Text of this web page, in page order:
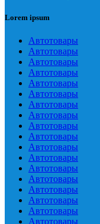
Lorem ipsum
Автотовары
Автотовары
Автотовары
Автотовары
Автотовары
Автотовары
Автотовары
Автотовары
Автотовары
Автотовары
Автотовары
Автотовары
Автотовары
Автотовары
Автотовары
Автотовары
Автотовары
Автотовары